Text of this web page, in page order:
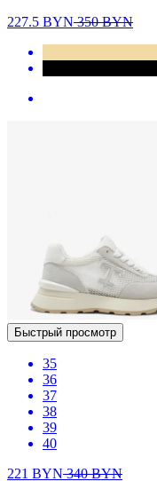
227.5 BYN350BYN
Быстрый просмотр
35
36
37
38
39
40
221 BYN340BYN